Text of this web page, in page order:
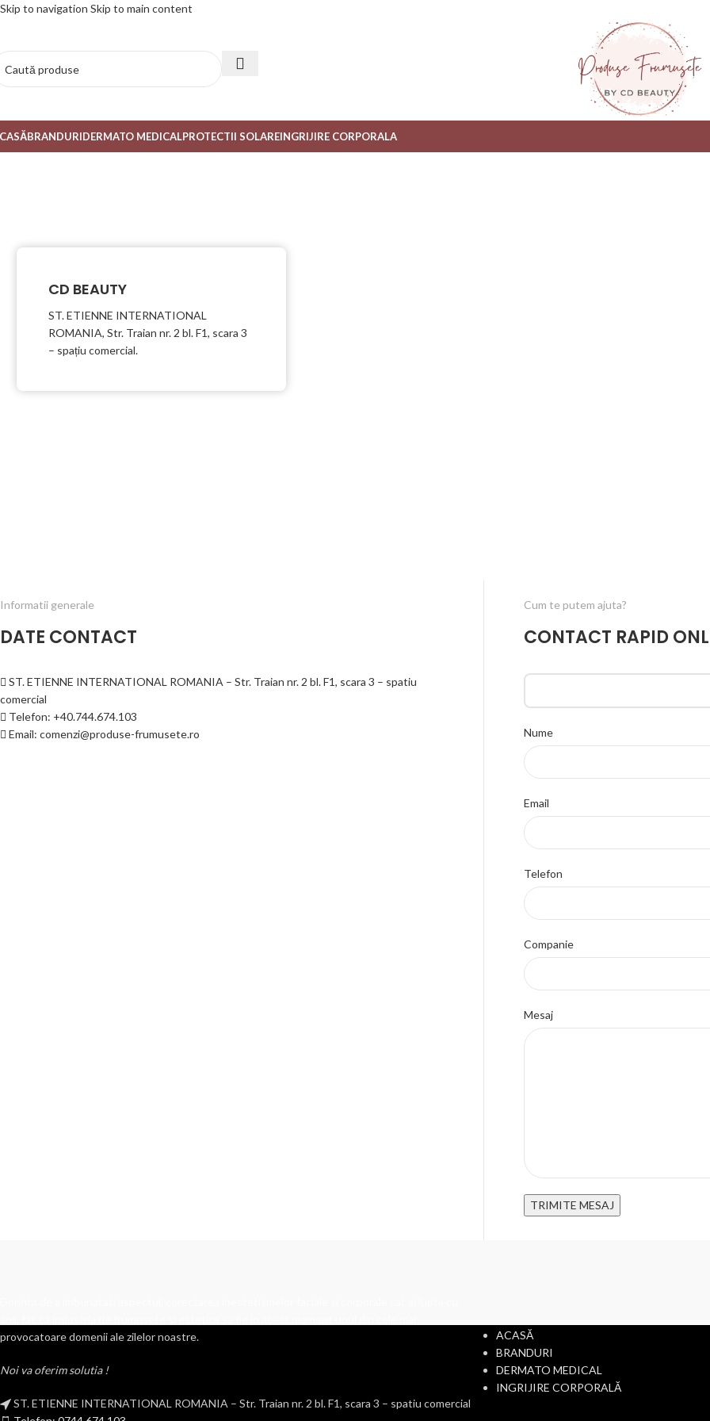
Skip to navigation Skip to main content
BRANDURIDERMATO MEDICALPROTECTII SOLAREINGRIJIRE CORPORALA
CD BEAUTY
ST. ETIENNE INTERNATIONAL
ROMANIA, Str. Traian nr. 2 bl. F1, scara 3
– spațiu comercial.
Informatii generale
DATE CONTACT
ST. ETIENNE INTERNATIONAL ROMANIA – Str. Traian nr. 2 bl. F1, scara 3 – spatiu
comercial
Telefon: +40.744.674.103
Email: comenzi@produse-frumusete.ro
Cum te putem ajuta?
CONTACT RAPID
Nume
Email
Telefon
Companie
Mesaj
provocatoare domenii ale zilelor noastre.
Noi va oferim solutia !
ST. ETIENNE INTERNATIONAL ROMANIA – Str. Traian nr. 2 bl. F1, scara 3 – spatiu comercial
ACASĂ
BRANDURI
DERMATO MEDICAL
INGRIJIRE CORPORALĂ